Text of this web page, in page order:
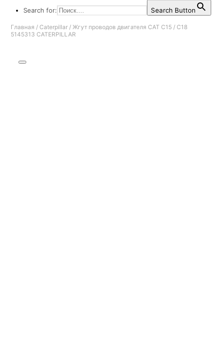
Search for:
Search Button
Главная / Caterpillar / Жгут проводов двигателя CAT C15 / C18
5145313 CATERPILLAR